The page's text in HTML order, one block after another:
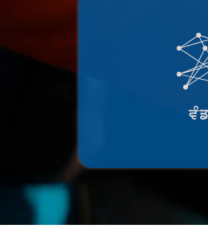
Jami ਪੂਰੀ ਤਰ੍ਹਾਂ
ਵਰਤੋਂਕਾਰਾਂ ਵਿਚਾਲੇ